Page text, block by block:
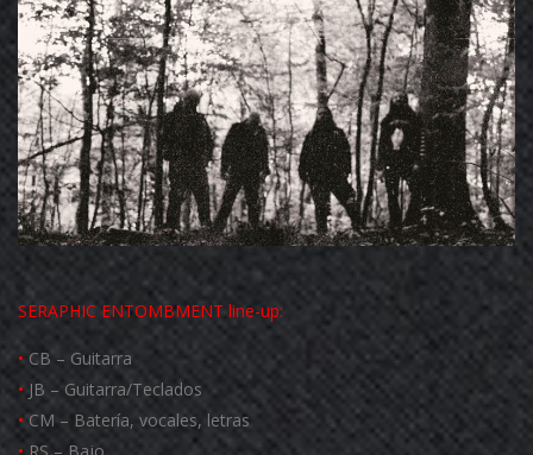
SERAPHIC ENTOMBMENT line-up:
• CB – Guitarra
• JB – Guitarra/Teclados
• CM – Batería, vocales, letras